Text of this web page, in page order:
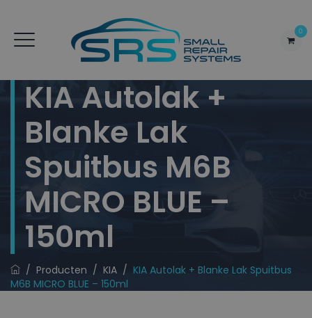
0
KIA Autolak +
Blanke Lak
Spuitbus M6B
MICRO BLUE –
150ml
/ Producten / KIA / KIA Autolak + Blanke Lak Spuitbus
M6B MICRO BLUE – 150ml